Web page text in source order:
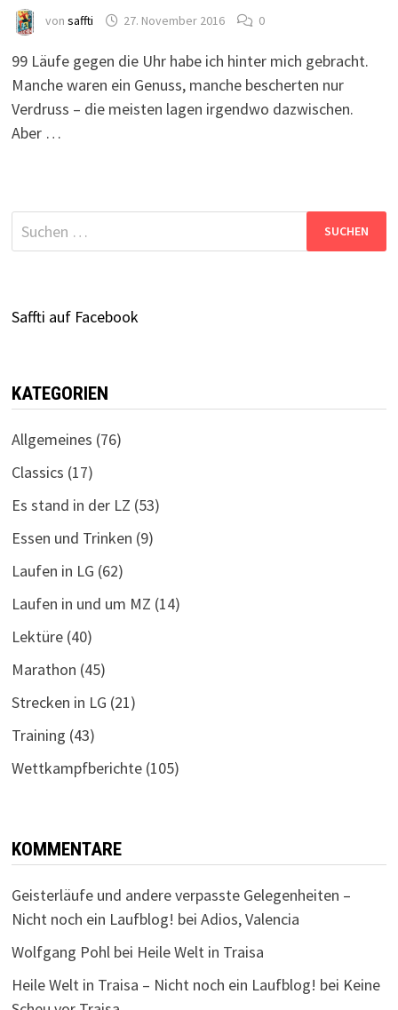
von saffti 27. November 2016 0
99 Läufe gegen die Uhr habe ich hinter mich gebracht.
Manche waren ein Genuss, manche bescherten nur
Verdruss – die meisten lagen irgendwo dazwischen.
Aber …
Suchen
nach:
Saffti auf Facebook
KATEGORIEN
Allgemeines (76)
Classics (17)
Es stand in der LZ (53)
Essen und Trinken (9)
Laufen in LG (62)
Laufen in und um MZ (14)
Lektüre(40)
Marathon (45)
Strecken in LG (21)
Training (43)
Wettkampfberichte(105)
KOMMENTARE
Geisterläufe und andere verpasste Gelegenheiten –
Nicht noch ein Laufblog! bei Adios, Valencia
Wolfgang Pohlbei Heile Welt in Traisa
Heile Welt in Traisa – Nicht noch ein Laufblog! bei Keine